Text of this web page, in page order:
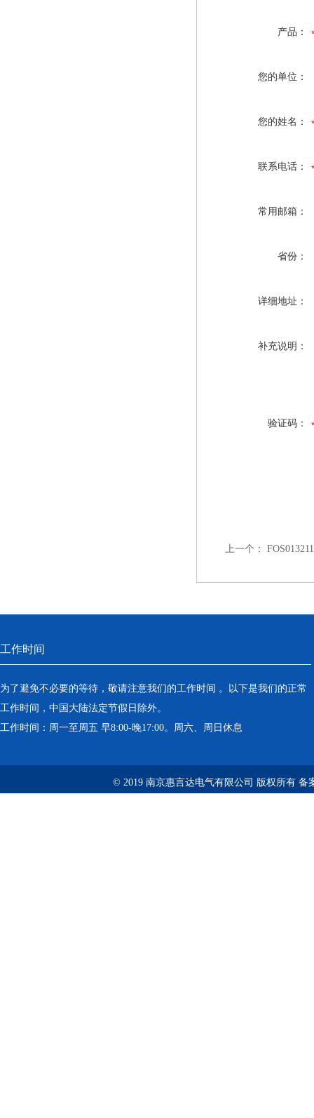
产品：
您的单位：
您的姓名：
联系电话：
常用邮箱：
省份：
详细地址：
补充说明：
验证码：
上一个：
工作时间
为了避免不必要的等待，敬请注意我们的工作时间 。以下是我们的正常
工作时间，中国大陆法定节假日除外。
工作时间：周一至周五 早8:00-晚17:00。周六、周日休息
© 2019 南京惠言达电气有限公司 版权所有 备